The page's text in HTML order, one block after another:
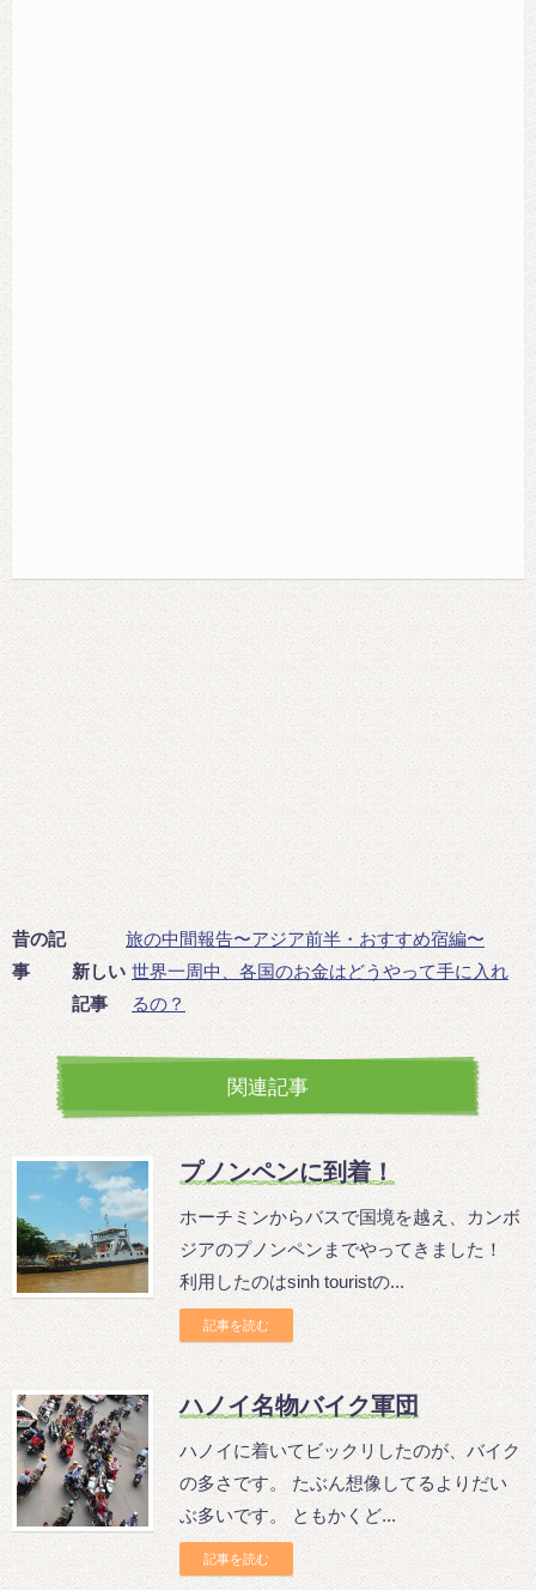
昔の記
事
旅の中間報告〜アジア前半・おすすめ宿編〜
新しい
記事
世界一周中、各国のお金はどうやって手に入れ
るの？
関連記事
プノンペンに到着！
ホーチミンからバスで国境を越え、カンボ
ジアのプノンペンまでやってきました！
利用したのはsinh touristの...
記事を読む
ハノイ名物バイク軍団
ハノイに着いてビックリしたのが、バイク
の多さです。 たぶん想像してるよりだい
ぶ多いです。 ともかくど...
記事を読む